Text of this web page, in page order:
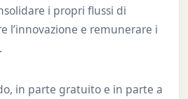
i propri flussi di
l’innovazione e remunerare i
in parte gratuito e in parte a